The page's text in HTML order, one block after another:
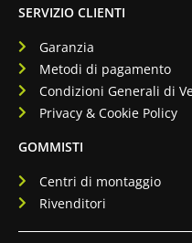
SERVIZIO CLIENTI
Garanzia
Metodi di pagamento
Condizioni Generali di
Privacy & Cookie Policy
GOMMISTI
Centri di montaggio
Rivenditori